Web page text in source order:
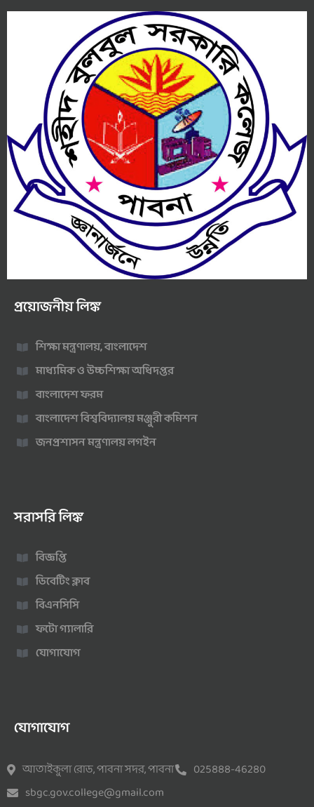
প্রয়োজনীয় লিঙ্ক
শিক্ষা মন্ত্রণালয়, বাংলাদেশ
মাধ্যমিক ও উচ্চশিক্ষা অধিদপ্তর
বাংলাদেশ ফরম
বাংলাদেশ বিশ্ববিদ্যালয় মঞ্জুরী কমিশন
জনপ্রশাসন মন্ত্রণালয় লগইন
সরাসরি লিঙ্ক
বিজ্ঞপ্তি
ডিবেটিং ক্লাব
বিএনসিসি
ফটো গ্যালারি
যোগাযোগ
যোগাযোগ
আতাইকুলা রোড, পাবনা সদর, পাবনা
025888-46280
sbgc.gov.college@gmail.com